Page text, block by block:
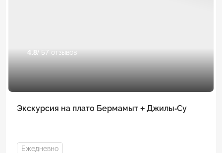
4.8/ 57 отзывов
Экскурсия на плато Бермамыт + Джилы-Су
Ежедневно